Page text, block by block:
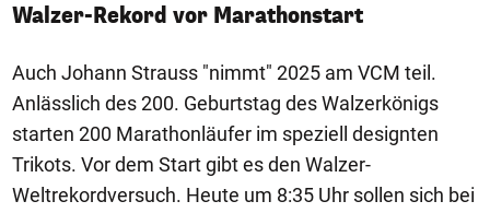
Walzer-Rekord vor Marathonstart
Auch Johann Strauss "nimmt" 2025 am VCM teil.
Anlässlich des 200. Geburtstag des Walzerkönigs
starten 200 Marathonläufer im speziell designten
Trikots. Vor dem Start gibt es den Walzer-
Weltrekordversuch. Heute um 8:35 Uhr sollen sich bei